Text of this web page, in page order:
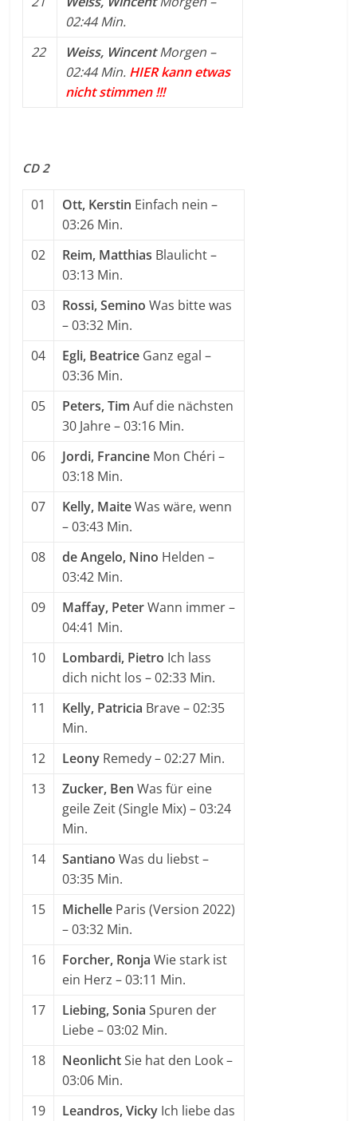
02:44 Min.
22
Weiss, WincentMorgen –
02:44 Min. HIER kann etwas
nicht stimmen !!!
CD 2
01 Ott, Kerstin Einfach nein–
03:26 Min.
02
Reim, Matthias Blaulicht–
03:13 Min.
03
Rossi, Semino Was bitte was
– 03:32 Min.
04
Egli, Beatrice Ganz egal–
03:36 Min.
05
Peters, Tim Auf die nächsten
30 Jahre– 03:16 Min.
06
Jordi, Francine Mon Chéri–
03:18 Min.
07
Kelly, MaiteWas wäre, wenn
– 03:43 Min.
08
de Angelo, Nino Helden–
03:42 Min.
09
Maffay, PeterWann immer–
04:41 Min.
10
Lombardi, Pietro Ich lass
dich nicht los– 02:33 Min.
11
Kelly, Patricia Brave– 02:35
Min.
12
Leony Remedy– 02:27 Min.
13
Zucker, Ben Was für eine
geile Zeit (Single Mix)– 03:24
Min.
14
Santiano Was du liebst–
03:35 Min.
15
Michelle Paris (Version 2022)
– 03:32 Min.
16
Forcher, Ronja Wie stark ist
ein Herz– 03:11 Min.
17
Liebing, Sonia Spuren der
Liebe– 03:02 Min.
18
NeonlichtSie hat den Look–
03:06 Min.
19
Leandros, Vicky Ich liebe das